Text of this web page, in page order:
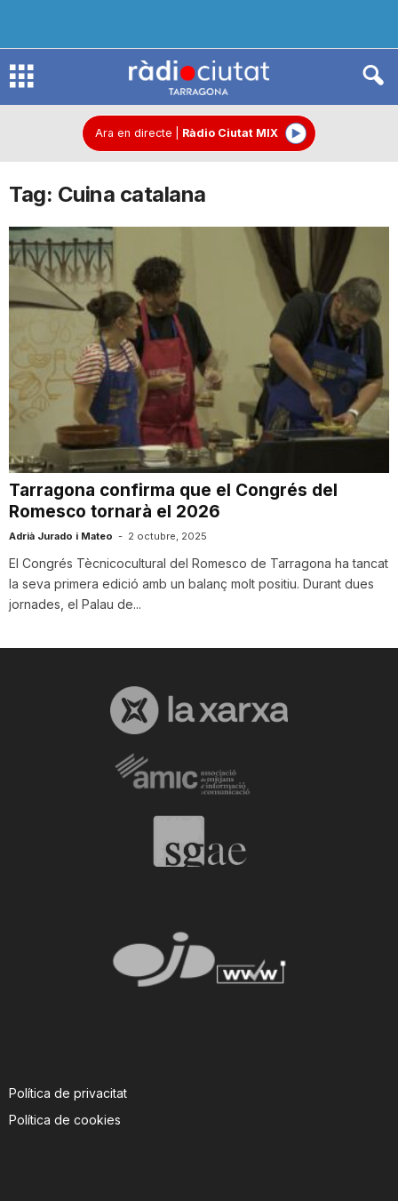
R
d
i
o
C
u
t
a
t
g
Ara en directe Ràdio Ciutat MIX
Tag: Cuina catalana
Tarragona confirma que el Congrés del
Romesco tornarà el 2026
Adrià Jurado i Mateo - 2 octubre, 2025
El Congrés Tècnicocultural del Romesco de Tarragona ha tancat
la seva primera edició amb un balanç molt positiu. Durant dues
jornades, el Palau de...
Política de privacitat
Política de cookies